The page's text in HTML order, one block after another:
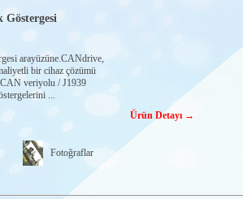
arayüzüne.CANdrive,
bir cihaz çözümü
veriyolu / J1939
...
Ürün Detayı →
Fotoğraflar